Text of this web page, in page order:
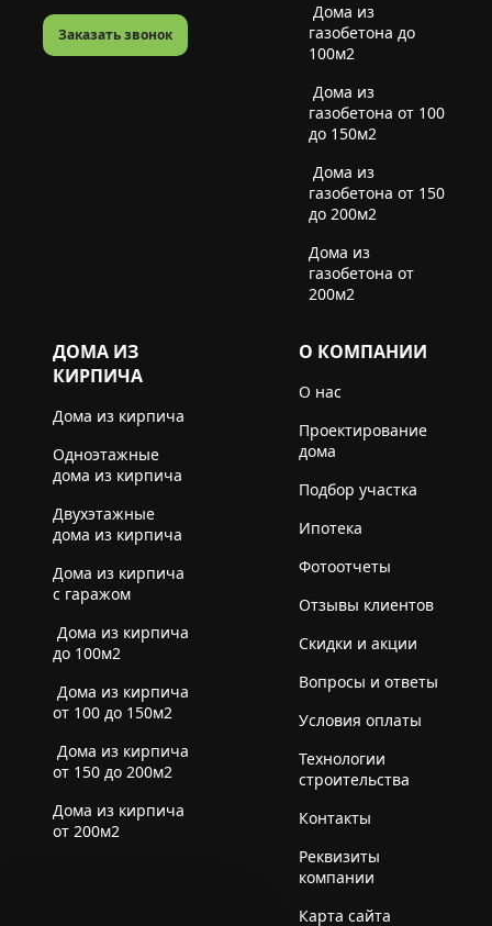
Заказать звонок
Дома из
газобетона до
100м2
Дома из
газобетона от 100
до 150м2
Дома из
газобетона от 150
до 200м2
Дома из
газобетона от
200м2
ДОМА ИЗ
КИРПИЧА
Дома из кирпича
Одноэтажные
дома из кирпича
Двухэтажные
дома из кирпича
Дома из кирпича
с гаражом
Дома из кирпича
до 100м2
Дома из кирпича
от 100 до 150м2
Дома из кирпича
от 150 до 200м2
Дома из кирпича
от 200м2
О КОМПАНИИ
О нас
Проектирование
дома
Подбор участка
Ипотека
Фотоотчеты
Отзывы клиентов
Скидки и акции
Вопросы и ответы
Условия оплаты
Технологии
строительства
Контакты
Реквизиты
компании
Карта сайта